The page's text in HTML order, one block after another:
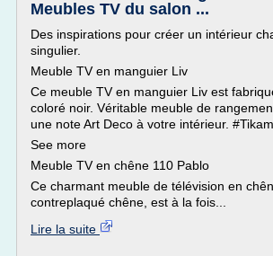
Meubles TV du salon ...
Des inspirations pour créer un intérieur
singulier.
Meuble TV en manguier Liv
Ce meuble TV en manguier Liv est
coloré noir. Véritable meuble de
une note Art Deco à votre intérieur.
See more
Meuble TV en chêne 110 Pablo
Ce charmant meuble de télévision en
contreplaqué chêne, est à la fois...
Lire la suite